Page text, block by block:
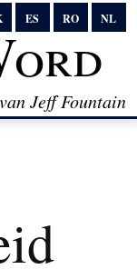
ES RO NL
van Jeff Fountain